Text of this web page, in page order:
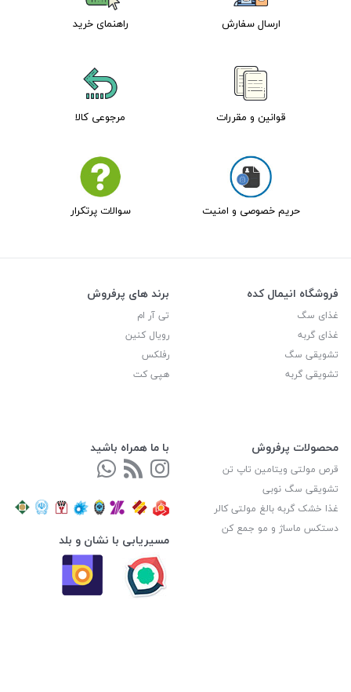
ارسال سفارش راهنمای خرید
قوانین و مقررات مرجوعی کالا
حریم خصوصی و امنیت سوالات پرتکرار
فروشگاه انیمال کده
غذای سگ
غذای گربه
تشویقی سگ
تشویقی گربه
برند های پرفروش
تی آر ام
رویال کنین
رفلکس
هپی کت
محصولات پرفروش
قرص مولتی ویتامین تاپ تن
تشویقی سگ نوبی
غذا خشک گربه بالغ مولتی کالر
دستکس ماساژ و مو جمع کن
با ما همراه باشید
مسیریابی با نشان و بلد